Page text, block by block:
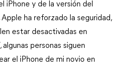
y de la versión del
ha reforzado la seguridad,
estar desactivadas en
personas siguen
el iPhone de mi novio en